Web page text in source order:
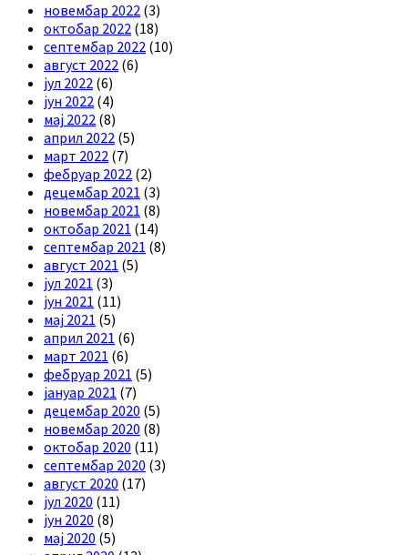
новембар 2022 (3)
октобар 2022 (18)
септембар 2022 (10)
август 2022 (6)
јул 2022 (6)
јун 2022 (4)
мај 2022 (8)
април 2022 (5)
март 2022 (7)
фебруар 2022 (2)
децембар 2021 (3)
новембар 2021 (8)
октобар 2021 (14)
септембар 2021 (8)
август 2021 (5)
јул 2021 (3)
јун 2021 (11)
мај 2021 (5)
април 2021 (6)
март 2021 (6)
фебруар 2021 (5)
јануар 2021 (7)
децембар 2020 (5)
новембар 2020 (8)
октобар 2020 (11)
септембар 2020 (3)
август 2020 (17)
јул 2020 (11)
јун 2020 (8)
мај 2020 (5)